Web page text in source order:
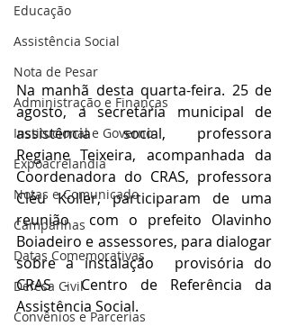
Educação
Assistência Social
Nota de Pesar
Administração e Finanças
Institucional e Governo
Expoacrelandia
Notas e Comunicado
Campanhas
Datas Comemorativas
Defesa Civil
Convênios e Parcerias
Na manhã desta quarta-feira. 25 de
agosto, a secretária municipal de
assistência social, professora
Regiane Teixeira, acompanhada da
Coordenadora do CRAS, professora
Cléu Koller, participaram de uma
reunião  com o prefeito Olavinho
Boiadeiro e assessores, para dialogar
sobre a instalação  provisória do
CRAS - Centro de Referência da
Assistência Social.